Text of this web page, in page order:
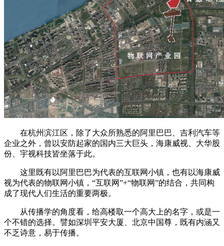
在杭州滨江区，除了大众所熟悉的阿里巴巴、吉利汽车等
企业之外，曾以安防起家的国内三大巨头，海康威视、大华股
份、宇视科技皆坐落于此。
这里既有以阿里巴巴为代表的互联网小镇，也有以海康威
视为代表的物联网小镇，“互联网”+“物联网”的结合，共同构
成了现代人们生活的重要两极。
从传播学的角度看，给高楼取一个高大上的名字，或是一
个不错的选择。譬如深圳平安大厦、北京中国尊，既有内涵又
不乏诗意，易于传播。